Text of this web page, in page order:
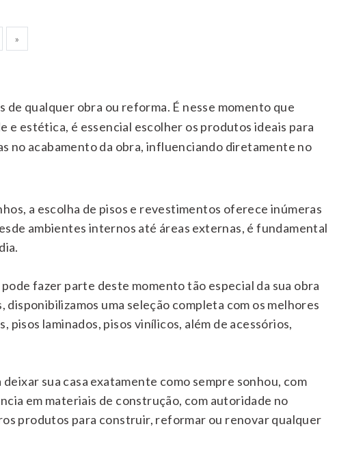
»
de qualquer obra ou reforma. É nesse momento que
estética, é essencial escolher os produtos ideais para
no acabamento da obra, influenciando diretamente no
a escolha de pisos e revestimentos oferece inúmeras
ambientes internos até áreas externas, é fundamental
fazer parte deste momento tão especial da sua obra
uma seleção completa com os melhores
laminados, pisos vinílicos, além de acessórios,
sua casa exatamente como sempre sonhou, com
em materiais de construção, com autoridade no
produtos para construir, reformar ou renovar qualquer